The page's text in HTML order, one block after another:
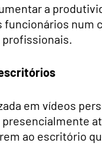
a
em vídeos
ao escritório